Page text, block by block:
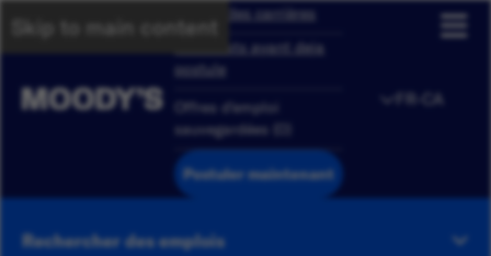
Skip to main contentAperçu des carrières
Candidats ayant deja
postule
Offres d'emploi
sauvegardées
Postuler maintenant
FR-CA
Rechercher des emplois